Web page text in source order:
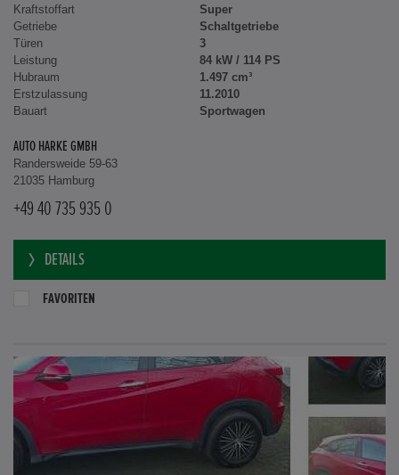
Kraftstoffart
Super
Getriebe
Schaltgetriebe
Türen
3
Leistung
84 kW / 114 PS
Hubraum
1.497 cm³
Erstzulassung
11.2010
Bauart
Sportwagen
AUTO HARKE GMBH
Randersweide 59-63
21035 Hamburg
+49 40 735 935 0
DETAILS
FAVORITEN